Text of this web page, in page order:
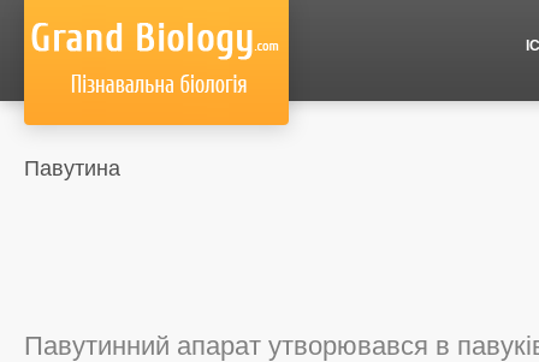
Павутина
Павутинний апарат утворювався в